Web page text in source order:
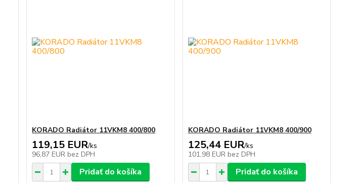
KORADO Radiátor 11VKM8 400/800
119,15 EUR/ks
96,87 EUR bez DPH
Pridať do košíka
KORADO Radiátor 11VKM8 400/900
125,44 EUR/ks
101,98 EUR bez DPH
Pridať do košíka